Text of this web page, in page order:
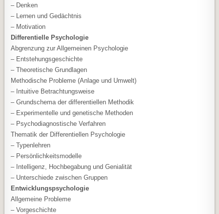
– Denken
– Lernen und Gedächtnis
– Motivation
Differentielle Psychologie
Abgrenzung zur Allgemeinen Psychologie
– Entstehungsgeschichte
– Theoretische Grundlagen
Methodische Probleme (Anlage und Umwelt)
– Intuitive Betrachtungsweise
– Grundschema der differentiellen Methodik
– Experimentelle und genetische Methoden
– Psychodiagnostische Verfahren
Thematik der Differentiellen Psychologie
– Typenlehren
– Persönlichkeitsmodelle
– Intelligenz, Hochbegabung und Genialität
– Unterschiede zwischen Gruppen
Entwicklungspsychologie
Allgemeine Probleme
– Vorgeschichte